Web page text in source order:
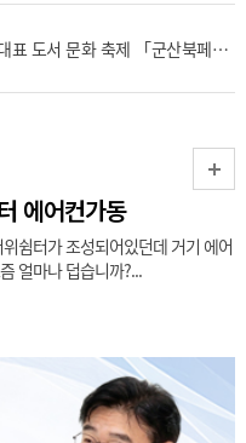
전국의 독서가들과 출판인들이 함께하는 대표 도서 문화 축제 「군산북페어 2026」이한층 더 풍성해진 콘텐츠와 커진 규모로 개최되오니, 시민 및 방문객 여러분의 많은 관심과 참여 바랍니다.□ 행사 개요행사 기간: 2026. 8. 28.
에어컨가동
쉼터가 조성되어있던데 거기 에어
얼마나 덥습니까?...